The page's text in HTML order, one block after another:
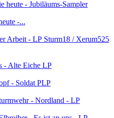
-...
Sturm18 / Xerum525
- Alte Eiche LP
- Soldat PLP
- Nordland - LP